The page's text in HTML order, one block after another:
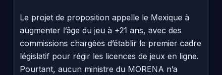
Le projet de proposition appelle le Mexique à
augmenter l’âge du jeu à +21 ans, avec des
commissions chargées d’établir le premier cadre
législatif pour régir les licences de jeux en ligne.
Pourtant, aucun ministre du MORENA n’a